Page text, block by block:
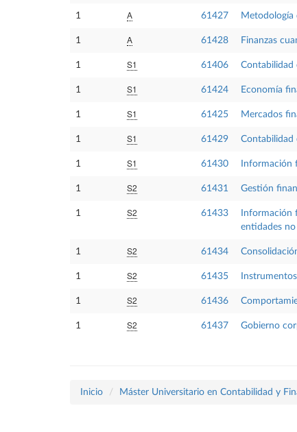
1 A 61427 Metodología
1 A 61428 Finanzas
1 S1 61406 Contabilidad
1 S1 61424 Economía
1 S1 61425 Mercados
1 S1 61429 Contabilidad
1 S1 61430 Información
1 S2 61431 Gestión
1 S2 61433
Información
entidades
1 S2 61434
1 S2 61435
1 S2 61436
1 S2 61437 Gobierno
Inicio Máster Universitario en Contabilidad y